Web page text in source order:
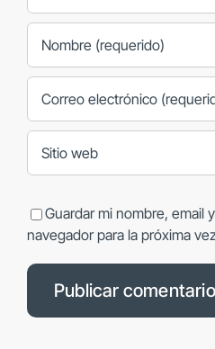
Guardar mi nombre, email
navegador para la próxima